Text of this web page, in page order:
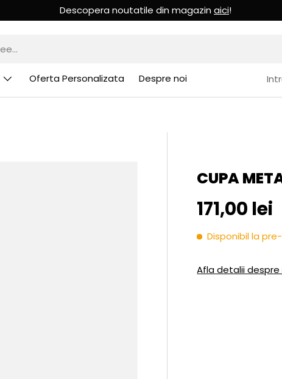
Descopera noutatile din magazin aici!
Oferta Personalizata Despre noi
CUPA
Pret initial
171,00 lei
Disponibil la
Afla detalii